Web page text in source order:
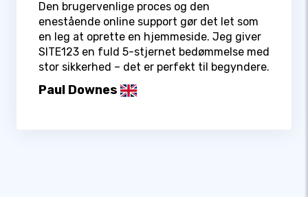
Den brugervenlige proces og den
enestående online support gør det let som
en leg at oprette en hjemmeside. Jeg giver
SITE123 en fuld 5-stjernet bedømmelse med
stor sikkerhed – det er perfekt til begyndere.
Paul Downes